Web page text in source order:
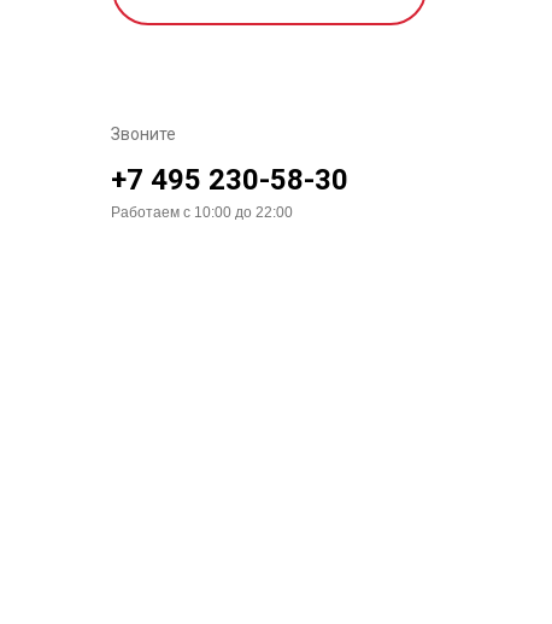
+7 495 230-58-30
Работаем с 10:00 до 22:00
Звоните